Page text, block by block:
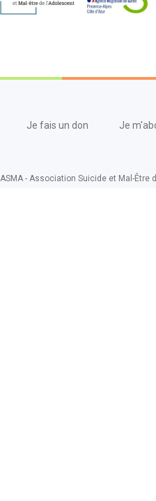
Je fais un don Je
ASMA - Association Suicide et Mal-Être